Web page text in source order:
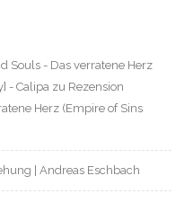
Souls - Das verratene Herz
- Calipa zu Rezension
Herz (Empire of Sins
| Andreas Eschbach